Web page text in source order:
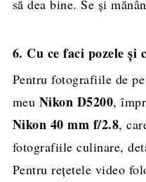
să dea bine. Se și
6. Cu ce faci pozele și
Pentru fotografiile de
meu Nikon D5200,
Nikon 40 mm f/2.8,
fotografiile culinare,
Pentru rețetele video